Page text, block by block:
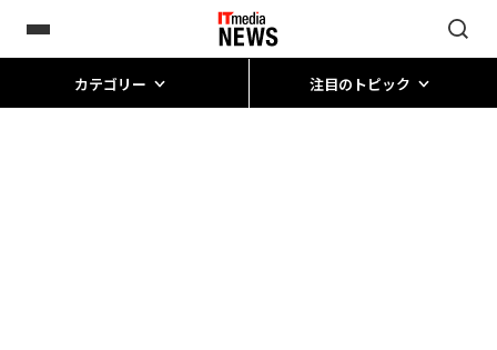
カテゴリー 注目のトピック